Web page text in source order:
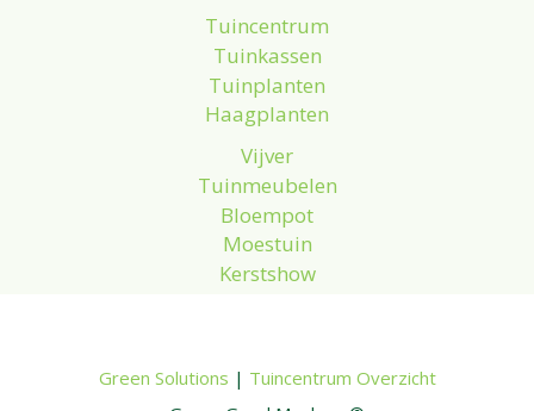
Tuincentrum
Tuinkassen
Tuinplanten
Haagplanten
Vijver
Tuinmeubelen
Bloempot
Moestuin
Kerstshow
Green Solutions | Tuincentrum Overzicht